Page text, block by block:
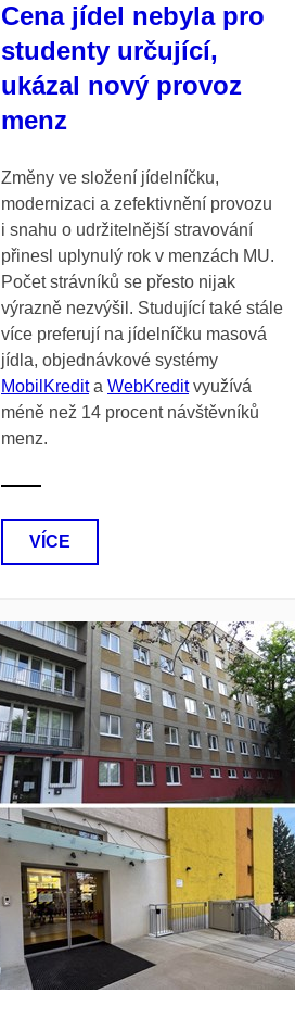
Cena jídel nebyla pro
studenty určující,
ukázal nový provoz
menz
Změny ve složení jídelníčku,
modernizaci a zefektivnění provozu
i snahu o udržitelnější stravování
přinesl uplynulý rok v menzách MU.
Počet strávníků se přesto nijak
výrazně nezvýšil. Studující také stále
více preferují na jídelníčku masová
jídla, objednávkové systémy
MobilKredita WebKreditvyužívá
méně než 14 procent návštěvníků
menz.
VÍCE